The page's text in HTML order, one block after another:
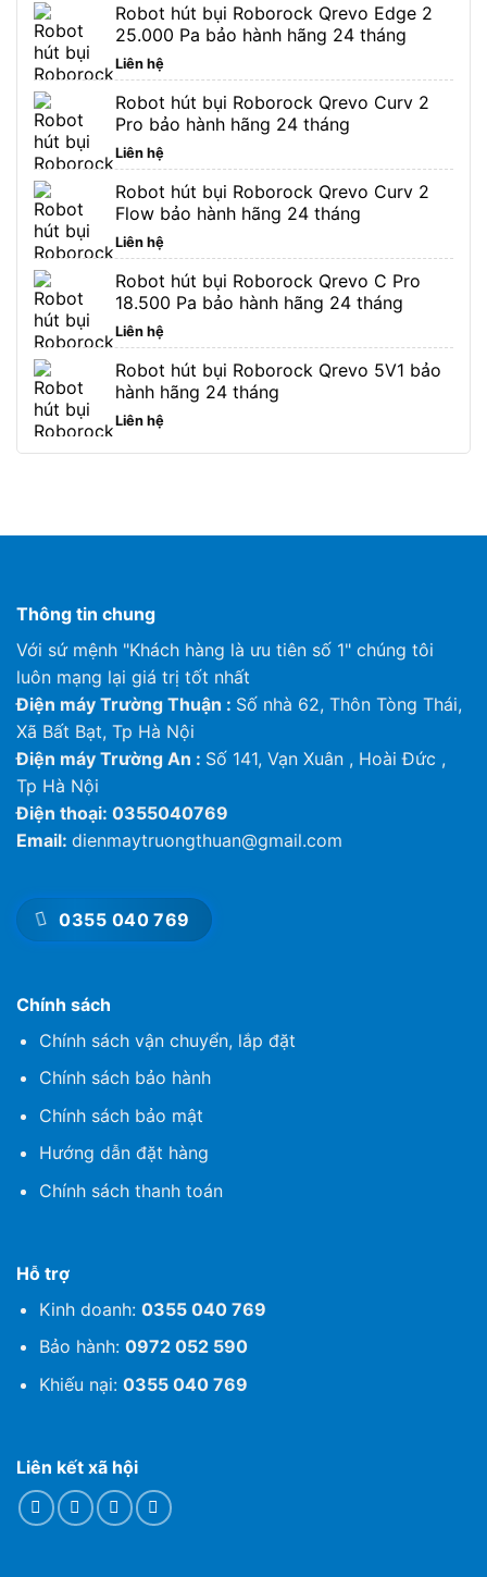
Robot hút bụi Roborock Qrevo Edge 2
25.000 Pa bảo hành hãng 24 tháng
Liên hệ
Robot hút bụi Roborock Qrevo Curv 2
Pro bảo hành hãng 24 tháng
Liên hệ
Robot hút bụi Roborock Qrevo Curv 2
Flow bảo hành hãng 24 tháng
Liên hệ
Robot hút bụi Roborock Qrevo C Pro
18.500 Pa bảo hành hãng 24 tháng
Liên hệ
Robot hút bụi Roborock Qrevo 5V1 bảo
hành hãng 24 tháng
Liên hệ
Thông tin chung
Với sứ mệnh "Khách hàng là ưu tiên số 1" chúng tôi
luôn mạng lại giá trị tốt nhất
Điện máy Trường Thuận : Số nhà 62, Thôn Tòng Thái,
Xã Bất Bạt, Tp Hà Nội
Điện máy Trường An : Số 141, Vạn Xuân , Hoài Đức ,
Tp Hà Nội
Điện thoại: 0355040769
Email: dienmaytruongthuan@gmail.com
0355 040 769
Chính sách
Chính sách vận chuyển, lắp đặt
Chính sách bảo hành
Chính sách bảo mật
Hướng dẫn đặt hàng
Chính sách thanh toán
Hỗ trợ
Kinh doanh: 0355 040 769
Bảo hành: 0972 052 590
Khiếu nại: 0355 040 769
Liên kết xã hội